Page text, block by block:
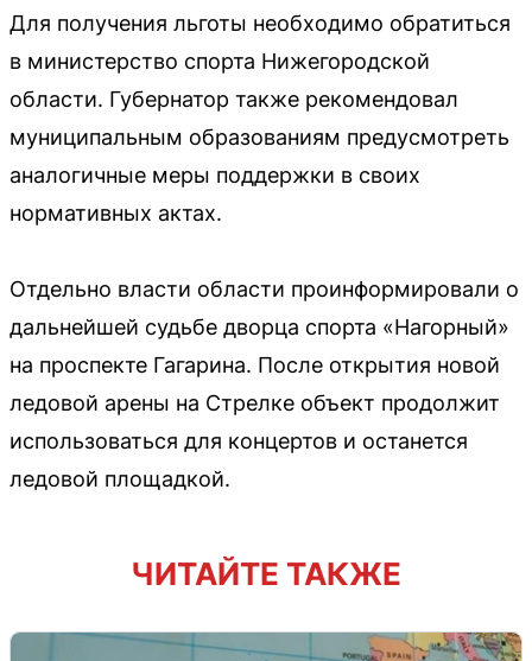
Для получения льготы необходимо обратиться
в министерство спорта Нижегородской
области. Губернатор также рекомендовал
муниципальным образованиям предусмотреть
аналогичные меры поддержки в своих
нормативных актах.
Отдельно власти области проинформировали о
дальнейшей судьбе дворца спорта «Нагорный»
на проспекте Гагарина. После открытия новой
ледовой арены на Стрелке объект продолжит
использоваться для концертов и останется
ледовой площадкой.
ЧИТАЙТЕ ТАКЖЕ